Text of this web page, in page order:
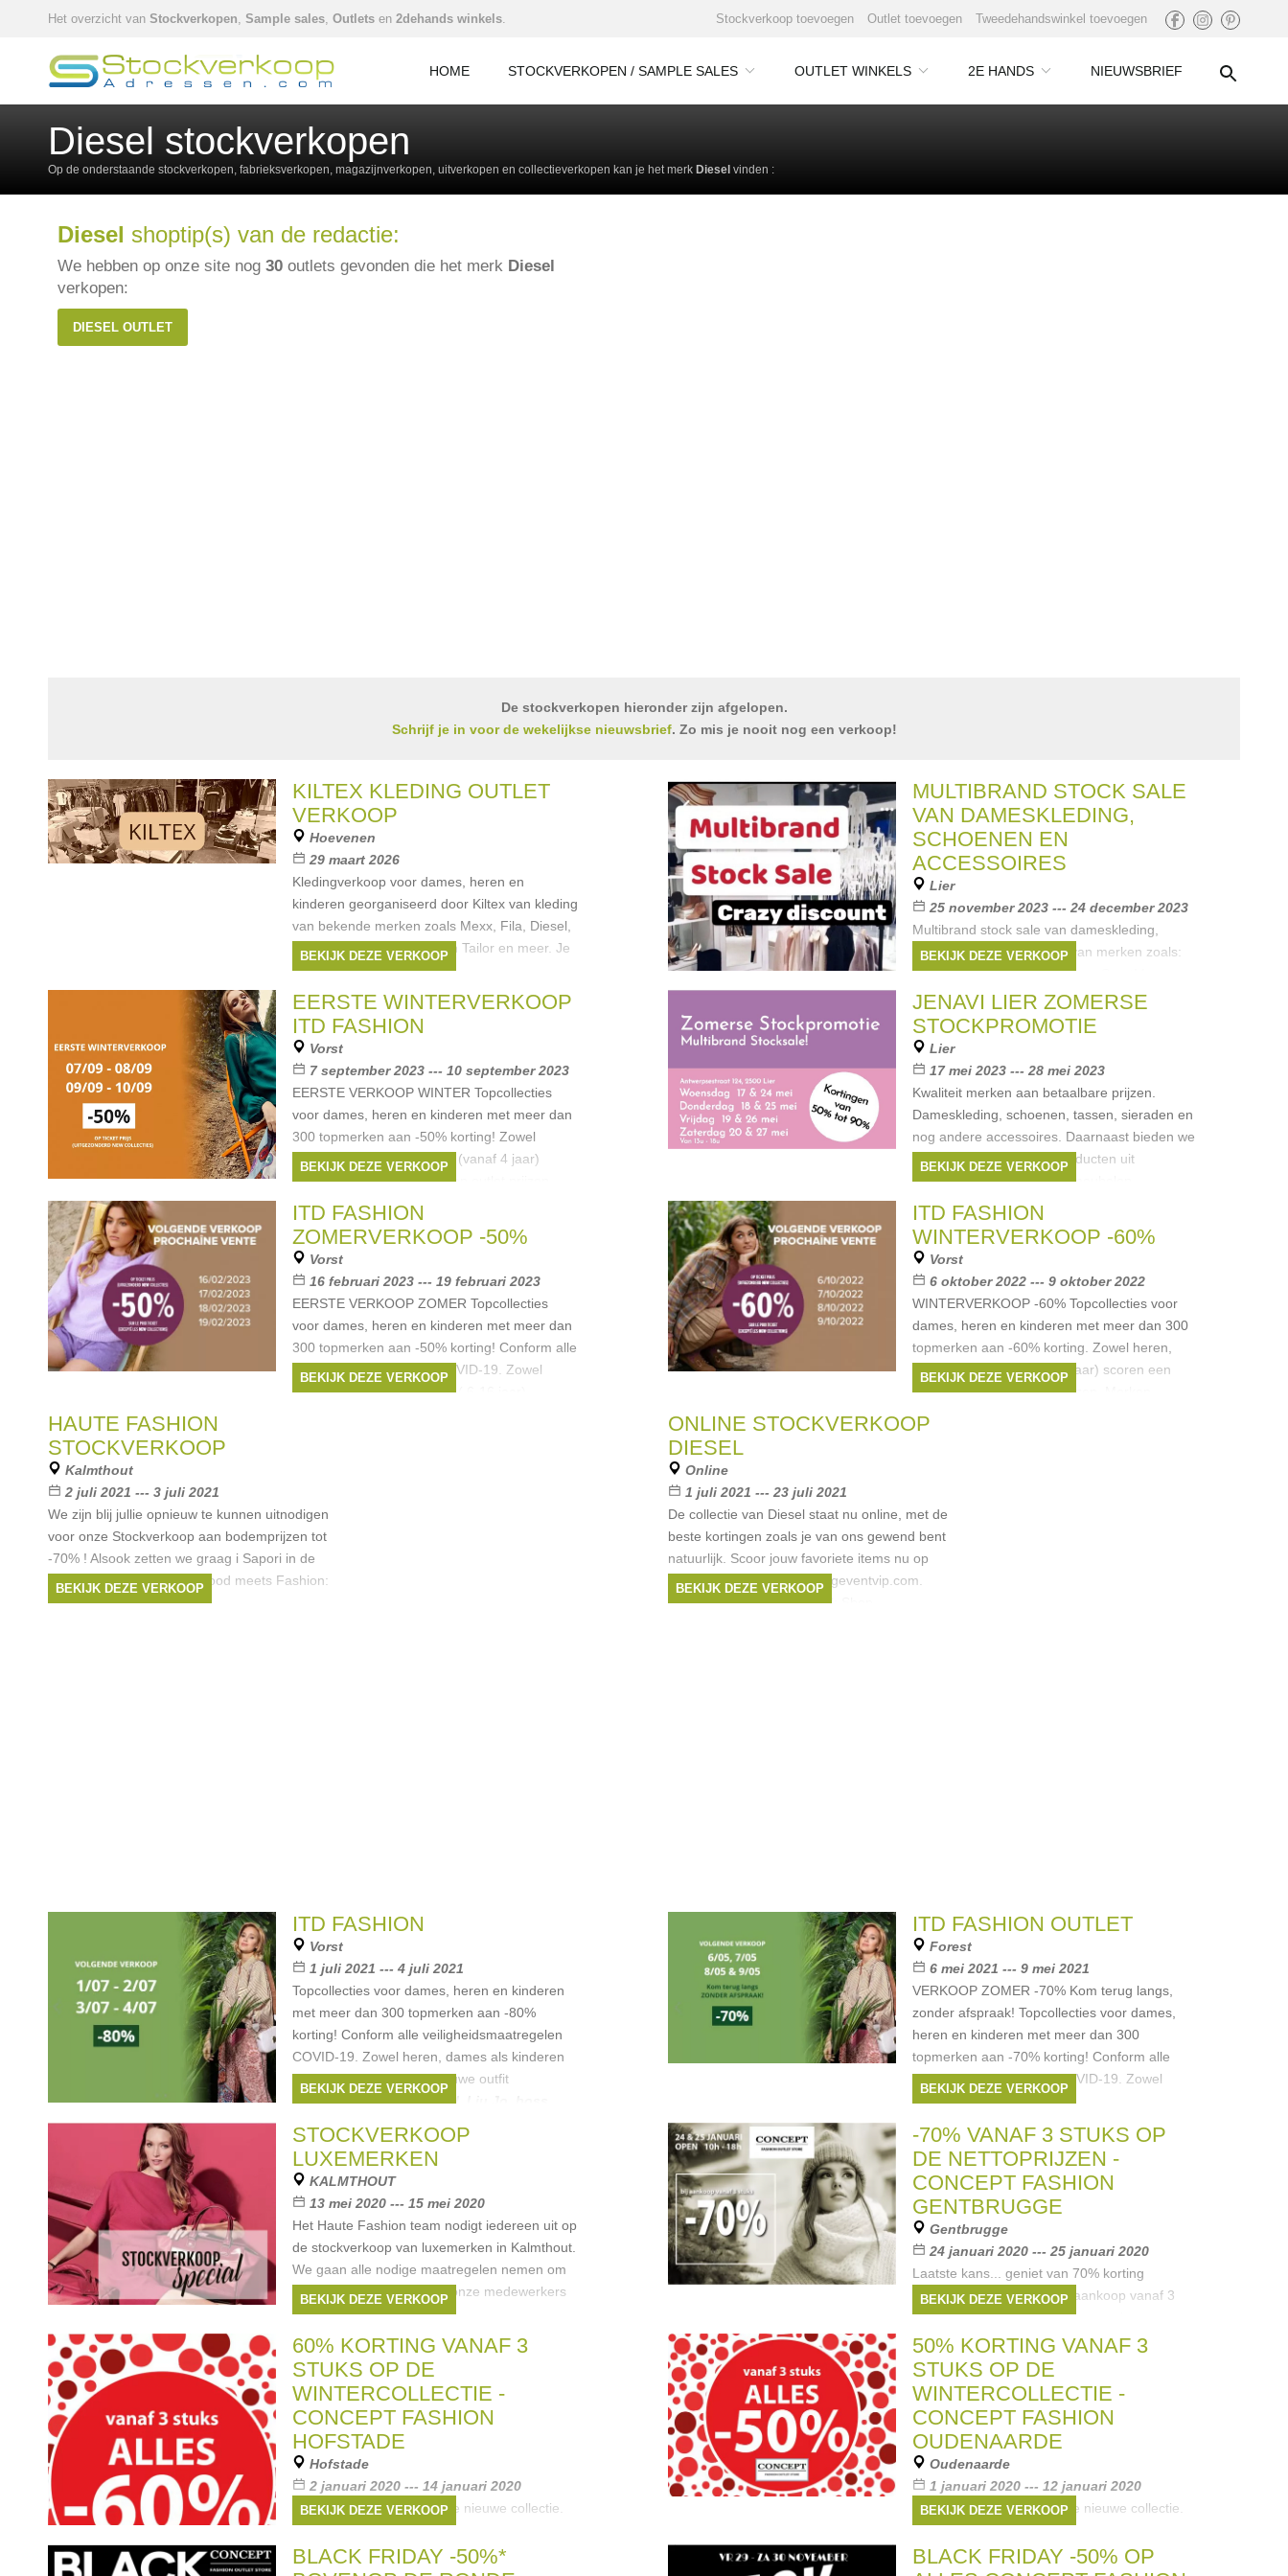
Het overzicht van Stockverkopen, Sample sales, Outlets en 2dehands winkels. Stockverkoop toevoegen Outlet toevoegen Tweedehandswinkel toevoegen
HOME STOCKVERKOPEN / SAMPLE SALES OUTLET WINKELS 2E HANDS NIEUWSBRIEF
Diesel stockverkopen
Op de onderstaande stockverkopen, fabrieksverkopen, magazijnverkopen, uitverkopen en collectieverkopen kan je het merk Diesel vinden :
Diesel shoptip(s) van de redactie:
We hebben op onze site nog 30 outlets gevonden die het merk Diesel
verkopen:
DIESEL OUTLET
De stockverkopen hieronder zijn afgelopen.
Schrijf je in voor de wekelijkse nieuwsbrief. Zo mis je nooit nog een verkoop!
KILTEX KLEDING OUTLET
VERKOOP
Hoevenen
29 maart 2026
Kledingverkoop voor dames, heren en
kinderen georganiseerd door Kiltex van kleding
van bekende merken zoals Mexx, Fila, Diesel,
Tommy Hilfiger, Petrol, Tom Tailor en meer. Je
vindt hier ook originele
Merken:Mexx ,Diesel,Tom Tailor,Tommy
Hilfiger ,Fila, ...
BEKIJK DEZE VERKOOP
MULTIBRAND STOCK SALE
VAN DAMESKLEDING,
SCHOENEN EN
ACCESSOIRES
Lier
25 november 2023 --- 24 december 2023
Multibrand stock sale van dameskleding,
schoenen en accessoires van merken zoals:
Roberto Cavalli, Liu Jo, Natan, SportMax,
MarcCain, Etoile du Monde, Moschino, Guess,
Marciano, Joseph Ribkoff, Batida,
Liu Jo
BEKIJK DEZE VERKOOP
EERSTE WINTERVERKOOP
ITD FASHION
Vorst
7 september 2023 --- 10 september 2023
EERSTE VERKOOP WINTER Topcollecties
voor dames, heren en kinderen met meer dan
300 topmerken aan -50% korting! Zowel
heren, dames als kinderen (vanaf 4 jaar)
scoren een nieuwe outfit aan outlet prijzen.
Merken
Merken:Armani, Diesel
Pinko, ...
BEKIJK DEZE VERKOOP
JENAVI LIER ZOMERSE
STOCKPROMOTIE
Lier
17 mei 2023 --- 28 mei 2023
Kwaliteit merken aan betaalbare prijzen.
Dameskleding, schoenen, tassen, sieraden en
nog andere accessoires. Daarnaast bieden we
ook nog allerlei andere producten uit
verschillende categorieën meubelen
Merken:Guess , DKNY
Liu Jo, ...
BEKIJK DEZE VERKOOP
ITD FASHION
ZOMERVERKOOP -50%
Vorst
16 februari 2023 --- 19 februari 2023
EERSTE VERKOOP ZOMER Topcollecties
voor dames, heren en kinderen met meer dan
300 topmerken aan -50% korting! Conform alle
veiligheidsmaatregelen COVID-19. Zowel
heren, dames als kinderen ( 6-16 jaar)
BEKIJK DEZE VERKOOP
ITD FASHION
WINTERVERKOOP -60%
Vorst
6 oktober 2022 --- 9 oktober 2022
WINTERVERKOOP -60% Topcollecties voor
dames, heren en kinderen met meer dan 300
topmerken aan -60% korting. Zowel heren,
dames als kinderen (6-16 jaar) scoren een
nieuwe outfit aan outlet prijzen. Merken
Pinko
BEKIJK DEZE VERKOOP
HAUTE FASHION
STOCKVERKOOP
Kalmthout
2 juli 2021 --- 3 juli 2021
We zijn blij jullie opnieuw te kunnen uitnodigen
voor onze Stockverkoop aan bodemprijzen tot
-70% ! Alsook zetten we graag i Sapori in de
kijker Three Days where Food meets Fashion:
uw degustatie evenement
BEKIJK DEZE VERKOOP
ONLINE STOCKVERKOOP
DIESEL
Online
1 juli 2021 --- 23 juli 2021
De collectie van Diesel staat nu online, met de
beste kortingen zoals je van ons gewend bent
natuurlijk. Scoor jouw favoriete items nu op
onze website www.shoppingeventvip.com.⁠
DATA & OPENINGSTIJDEN: Shop
BEKIJK DEZE VERKOOP
ITD FASHION
Vorst
1 juli 2021 --- 4 juli 2021
Topcollecties voor dames, heren en kinderen
met meer dan 300 topmerken aan -80%
korting! Conform alle veiligheidsmaatregelen
COVID-19. Zowel heren, dames als kinderen
(6-16 jaar) scoren een nieuwe outfit
Merken:Armani,Diesel
BEKIJK DEZE VERKOOP
ITD FASHION OUTLET
Forest
6 mei 2021 --- 9 mei 2021
VERKOOP ZOMER -70% Kom terug langs,
zonder afspraak! Topcollecties voor dames,
heren en kinderen met meer dan 300
topmerken aan -70% korting! Conform alle
veiligheidsmaatregelen COVID-19. Zowel
heren,
Pinko, ...
BEKIJK DEZE VERKOOP
STOCKVERKOOP
LUXEMERKEN
KALMTHOUT
13 mei 2020 --- 15 mei 2020
Het Haute Fashion team nodigt iedereen uit op
de stockverkoop van luxemerken in Kalmthout.
We gaan alle nodige maatregelen nemen om
jullie veiligheid en die van onze medewerkers
te garanderen tijdens onze
Merken:Guess, Diesel, Liu Jo, Ungaro
Bikkembergs , ...
BEKIJK DEZE VERKOOP
-70% VANAF 3 STUKS OP
DE NETTOPRIJZEN -
CONCEPT FASHION
GENTBRUGGE
Gentbrugge
24 januari 2020 --- 25 januari 2020
Laatste kans... geniet van 70% korting
bovenop de ronde prijs bij aankoop vanaf 3
stuks. Schoenen - Kledij - Accessoires voor
hem, haar en de kids.
Merken:
Diesel ,Esprit
VANS , ...
BEKIJK DEZE VERKOOP
60% KORTING VANAF 3
STUKS OP DE
WINTERCOLLECTIE -
CONCEPT FASHION
HOFSTADE
Hofstade
2 januari 2020 --- 14 januari 2020
Wij maken plaats voor onze nieuwe collectie.
Ruime keuze voor jong en oud. Merken tegen
kleine prijzen. - 60% op de wintercollectie
BEKIJK DEZE VERKOOP
50% KORTING VANAF 3
STUKS OP DE
WINTERCOLLECTIE -
CONCEPT FASHION
OUDENAARDE
Oudenaarde
1 januari 2020 --- 12 januari 2020
Wij maken plaats voor onze nieuwe collectie.
Ruime keuze voor jong en oud. Merken tegen
kleine prijzen. - 50% op de wintercollectie
BEKIJK DEZE VERKOOP
BLACK FRIDAY -50%*
BLACK FRIDAY -50% OP